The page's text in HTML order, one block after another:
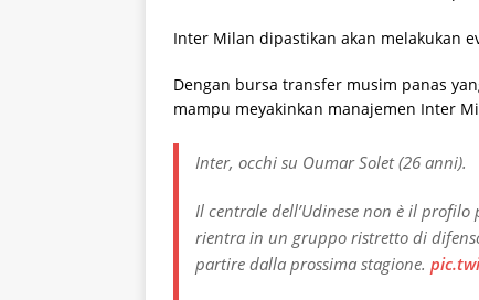
Inter Milan dipastikan akan melakukan
Dengan bursa transfer musim panas
mampu meyakinkan manajemen Inter
Inter, occhi su Oumar Solet (26 anni).
Il centrale dell’Udinese non è il profilo
rientra in un gruppo ristretto di
partire dalla prossima stagione.